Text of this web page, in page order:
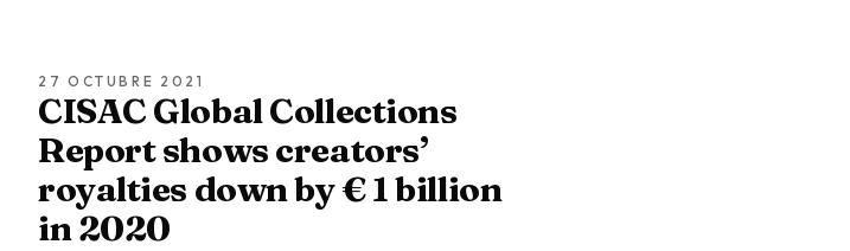
27 OCTUBRE 2021
CISAC Global Collections
Report shows creators’
royalties down by € 1 billion
in 2020